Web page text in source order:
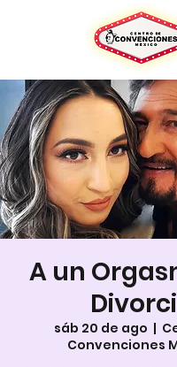
A un
sáb 20 de ago
  |
Convenciones